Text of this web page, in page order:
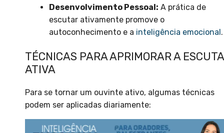
Desenvolvimento Pessoal: A prática de
escutar ativamente promove o
autoconhecimento e a inteligência emocional .
TÉCNICAS PARA APRIMORAR A ESCUTA
ATIVA
Para se tornar um ouvinte ativo, algumas técnicas
podem ser aplicadas diariamente: